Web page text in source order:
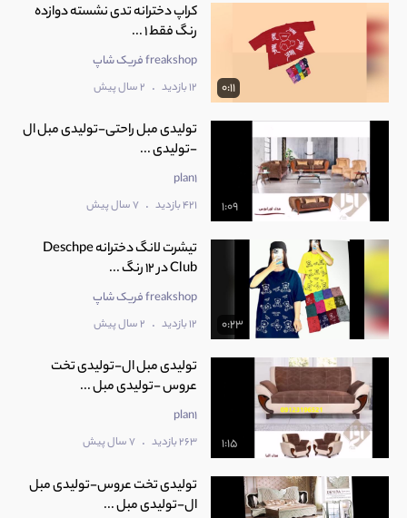
0:11
کراپ دخترانه تدی نشسته دوازده
رنگ فقط 1 ...
freakshop فریک شاپ
12 بازدید . 2 سال پیش
1:09
تولیدی مبل راحتی-تولیدی مبل ال
-تولیدی ...
plan1
421 بازدید . 7 سال پیش
0:23
تیشرت لانگ دخترانه Deschpe
Club در 12 رنگ ...
freakshop فریک شاپ
12 بازدید . 2 سال پیش
1:15
تولیدی مبل ال-تولیدی تخت
عروس -تولیدی مبل ...
plan1
263 بازدید . 7 سال پیش
تولیدی تخت عروس-تولیدی مبل
ال-تولیدی مبل ...